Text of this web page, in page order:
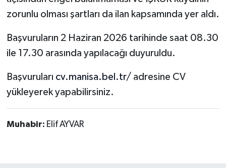
zorunlu olması şartları da ilan kapsamında yer aldı.
Başvuruların 2 Haziran 2026 tarihinde saat 08.30
ile 17.30 arasında yapılacağı duyuruldu.
Başvuruları cv.manisa.bel.tr/ adresine CV
yükleyerek yapabilirsiniz.
Muhabir: Elif AYVAR